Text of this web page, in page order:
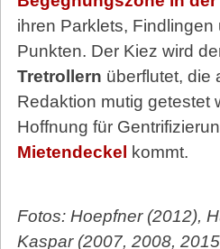
ihren Parklets, Findlingen
Punkten. Der Kiez wird
Tretrollern überflutet, die
Redaktion mutig getestet
Hoffnung für
Mietendeckel kommt.
Fotos: Hoepfner (2012),
Kaspar (2007, 2008,